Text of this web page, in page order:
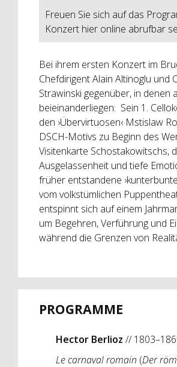
Freuen Sie sich auf das
Konzert hier online abrufbar
Bei ihrem ersten Konzert im
Chefdirigent Alain Altinoglu und
Strawinski gegenüber, in
beieinanderliegen: Sein 1.
den ›Übervirtuosen‹ Mstislaw
DSCH-Motivs zu Beginn des
Visitenkarte Schostakowitschs,
Ausgelassenheit und tiefe
früher entstandene
vom volkstümlichen
entspinnt sich auf einem
um Begehren, Verführung und
während die Grenzen von
PROGRAMME
Hector Berlioz //
Le carnaval romain (Der